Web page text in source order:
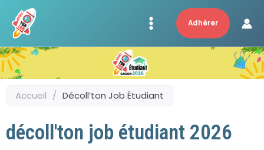
contenu
Adhérer
Accueil / Décoll’ton Job Étudiant
décoll'ton job étudiant 2026